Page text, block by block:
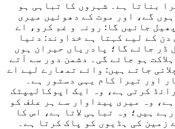
بناتا ہے۔ شہروں کا تباہی ہو
گے، اور موت کے دھوئیں میری
جائیں گا: رونہ و غم کرو، اے
دن کے لیے کہتا ہے خداوند: دنیا
ڈر جائے گا؛ پادریاں حیران ہوں
ہو جائے گی۔ دشمن دور سے آتے
جاتے ہیں: وائے تمھارے لیے اے
اور تیرا کام یہی دستور ہے۔
کرتی ہے، وہ ایک اپوکالیپٹک
وہ میری پیداوار سے ہر علف کو
ہیں؛ وہ تباہی لاتا ہے، اس کا
زمین کی ہڈیوں کو پاک کرتا ہے۔